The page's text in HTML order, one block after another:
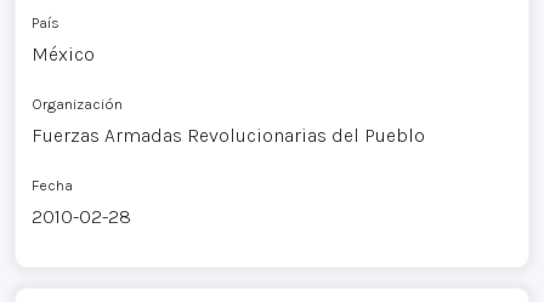
País
México
Organización
Fuerzas Armadas Revolucionarias del Pueblo
Fecha
2010-02-28